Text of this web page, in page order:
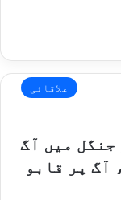
علاقائی
جنگل میں آگ
آگ پر قابو